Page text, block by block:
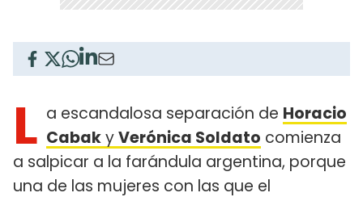
L a escandalosa separación de Horacio
CabakyVerónica Soldato comienza
a salpicar a la farándula argentina, porque
una de las mujeres con las que el